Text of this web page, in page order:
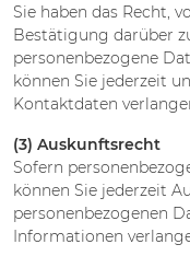
Sie haben das Recht,
Bestätigung darüber
personenbezogene
können Sie jederzeit
Kontaktdaten
(3) Auskunftsrecht
Sofern
können Sie jederzeit
personenbezogenen
Informationen